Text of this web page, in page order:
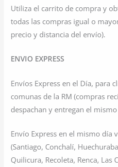
Utiliza el carrito de compra y
todas las compras igual o
precio y distancia del envío).
ENVIO EXPRESS
Envíos Express en el Día, para
comunas de la RM (compras
despachan y entregan el
Envío Express en el mismo día
(Santiago, Conchalí,
Quilicura, Recoleta, Renca, Las